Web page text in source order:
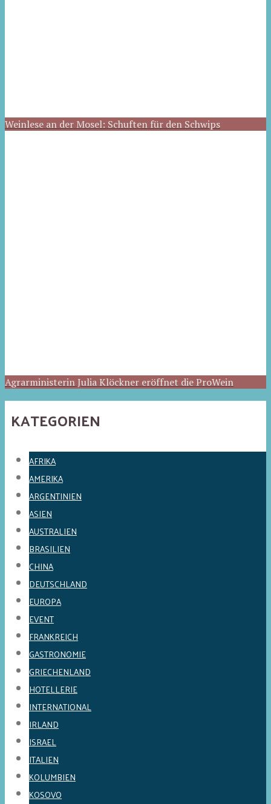
Weinlese an der Mosel: Schuften für den Schwips
Agrarministerin Julia Klöckner eröffnet die ProWein
KATEGORIEN
AFRIKA
AMERIKA
ARGENTINIEN
ASIEN
AUSTRALIEN
BRASILIEN
CHINA
DEUTSCHLAND
EUROPA
EVENT
FRANKREICH
GASTRONOMIE
GRIECHENLAND
HOTELLERIE
INTERNATIONAL
IRLAND
ISRAEL
ITALIEN
KOLUMBIEN
KOSOVO